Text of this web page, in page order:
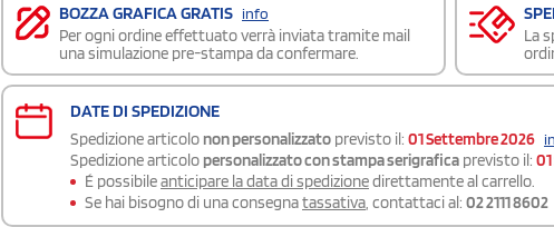
BOZZA GRAFICA GRATIS info
Per ogni ordine effettuato verrà inviata tramite mail
una simulazione pre-stampa da confermare.
La
DATE DI SPEDIZIONE
Spedizione articolo non personalizzato previsto il: 01 Settembre 2026
Spedizione articolo personalizzato con stampa serigrafica previsto il:
É possibileanticipare la data di spedizionedirettamente al carrello.
Se hai bisogno di una consegnatassativa , contattaci al: 02 2111 8602